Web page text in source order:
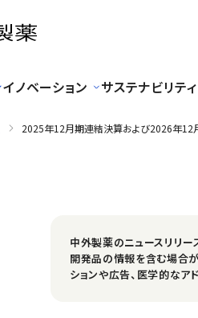
イノベーション サステナビリティ
2025年12月期連結決算および2026年12
中外製薬のニュースリリ
開発品の情報を含む場合
ションや広告、医学的なア